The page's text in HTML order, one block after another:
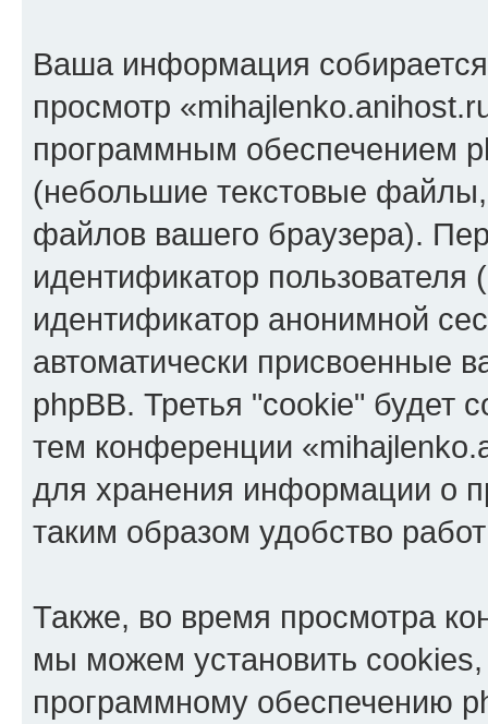
Ваша информация
просмотр
программным обеспечением
(небольшие текстовые
файлов вашего браузера).
идентификатор
идентификатор анонимной
автоматически присвоенные
phpBB. Третья "cookie" будет
тем конференции
для хранения информации о
таким образом удобство
Также, во время просмотра
мы можем установить
программному обеспечению